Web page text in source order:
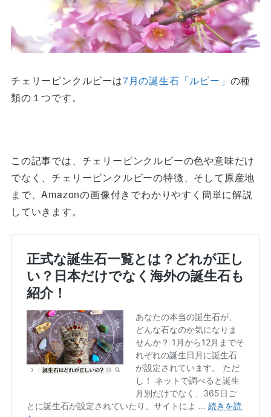
チェリーピンクルビーは7月の誕生石「ルビー」 の種
類の１つです。
この記事では、チェリーピンクルビーの色や意味だけ
でなく、チェリーピンクルビーの特徴、そして原産地
まで、Amazonの画像付きでわかりやすく簡単に解説
していきます。